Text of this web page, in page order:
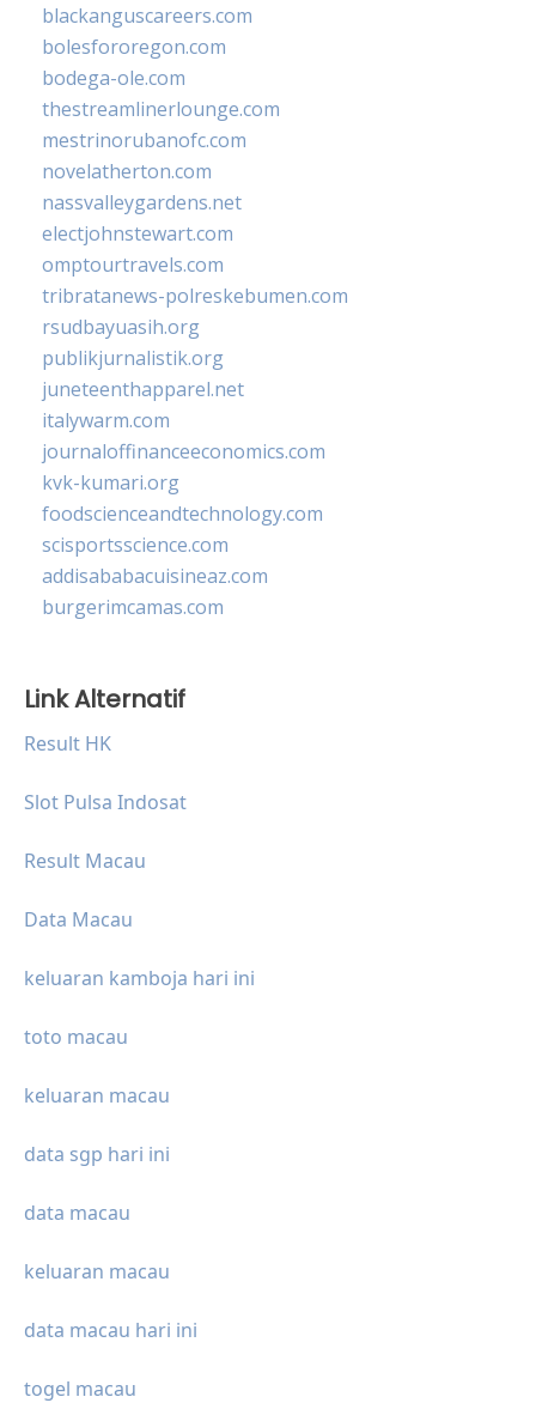
blackanguscareers.com
bolesfororegon.com
bodega-ole.com
thestreamlinerlounge.com
mestrinorubanofc.com
novelatherton.com
nassvalleygardens.net
electjohnstewart.com
omptourtravels.com
tribratanews-polreskebumen.com
rsudbayuasih.org
publikjurnalistik.org
juneteenthapparel.net
italywarm.com
journaloffinanceeconomics.com
kvk-kumari.org
foodscienceandtechnology.com
scisportsscience.com
addisababacuisineaz.com
burgerimcamas.com
Link Alternatif
Result HK
Slot Pulsa Indosat
Result Macau
Data Macau
keluaran kamboja hari ini
toto macau
keluaran macau
data sgp hari ini
data macau
keluaran macau
data macau hari ini
togel macau